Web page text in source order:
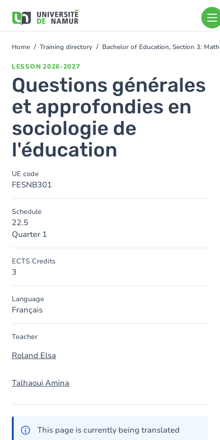
main
You
Home Training directory Bachelor of Education, Section 3:
LESSON 2026-2027
Questions générales
et approfondies en
sociologie de
l'éducation
UE code
FESNB301
Schedule
22.5
Quarter 1
ECTS Credits
3
Language
Français
Teacher
Roland Elsa
Talhaoui Amina
This page is currently being translated